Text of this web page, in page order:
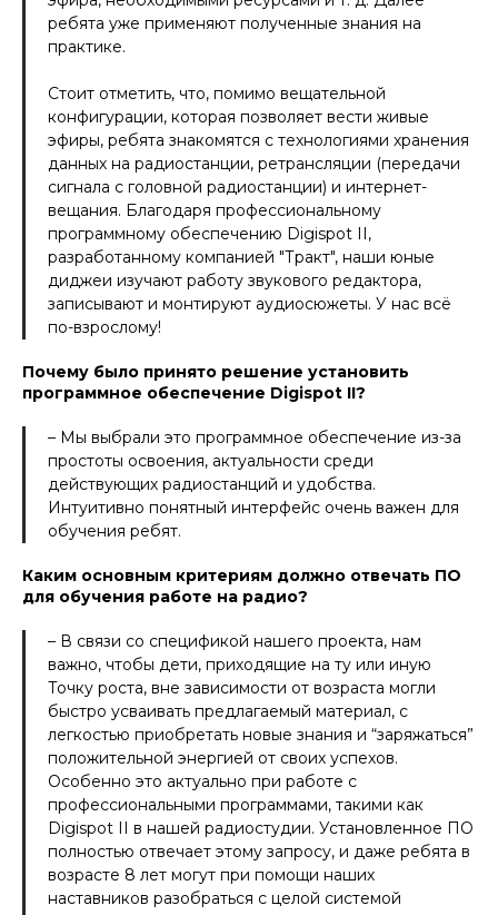
ребята уже применяют полученные знания на
практике.
Стоит отметить, что, помимо вещательной
конфигурации, которая позволяет вести живые
эфиры, ребята знакомятся с технологиями хранения
данных на радиостанции, ретрансляции (передачи
сигнала с головной радиостанции) и интернет-
вещания. Благодаря профессиональному
программному обеспечению Digispot II,
разработанному компанией "Тракт", наши юные
диджеи изучают работу звукового редактора,
записывают и монтируют аудиосюжеты. У нас всё
по-взрослому!
Почему было принято решение установить
программное обеспечение Digispot II?
– Мы выбрали это программное обеспечение из-за
простоты освоения, актуальности среди
действующих радиостанций и удобства.
Интуитивно понятный интерфейс очень важен для
обучения ребят.
Каким основным критериям должно отвечать ПО
для обучения работе на радио?
– В связи со спецификой нашего проекта, нам
важно, чтобы дети, приходящие на ту или иную
Точку роста, вне зависимости от возраста могли
быстро усваивать предлагаемый материал, с
легкостью приобретать новые знания и “заряжаться”
положительной энергией от своих успехов.
Особенно это актуально при работе с
профессиональными программами, такими как
Digispot II в нашей радиостудии. Установленное ПО
полностью отвечает этому запросу, и даже ребята в
возрасте 8 лет могут при помощи наших
наставников разобраться с целой системой